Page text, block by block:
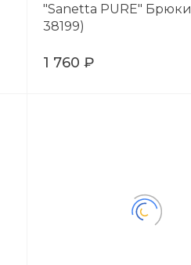
"Sanetta PURE" Брюки
38199)
1 760 ₽